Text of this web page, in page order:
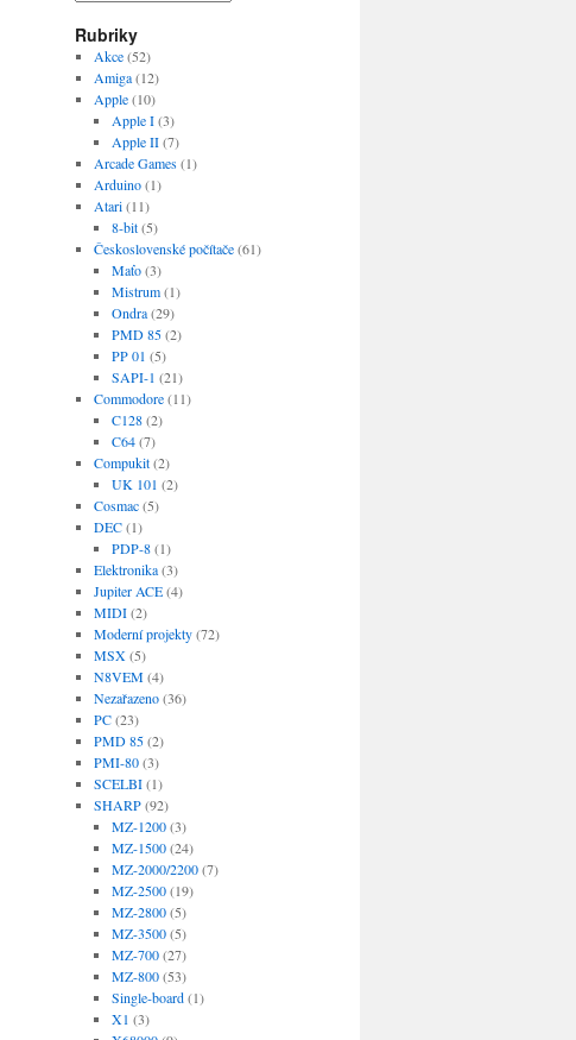
Rubriky
Akce(52)
Amiga(12)
Apple(10)
Apple I(3)
Apple II(7)
Arcade Games(1)
Arduino(1)
Atari(11)
8-bit(5)
Československé počítače(61)
Maťo(3)
Mistrum(1)
Ondra(29)
PMD 85(2)
PP 01 (5)
SAPI-1 (21)
Commodore(11)
C128(2)
C64(7)
Compukit(2)
UK 101 (2)
Cosmac(5)
DEC(1)
PDP-8(1)
Elektronika(3)
Jupiter ACE(4)
MIDI(2)
Moderní projekty(72)
MSX(5)
N8VEM(4)
Nezařazeno(36)
PC(23)
PMD 85(2)
PMI-80(3)
SCELBI(1)
SHARP(92)
MZ-1200(3)
MZ-1500(24)
MZ-2000/2200(7)
MZ-2500(19)
MZ-2800(5)
MZ-3500(5)
MZ-700(27)
MZ-800(53)
Single-board(1)
X1 (3)